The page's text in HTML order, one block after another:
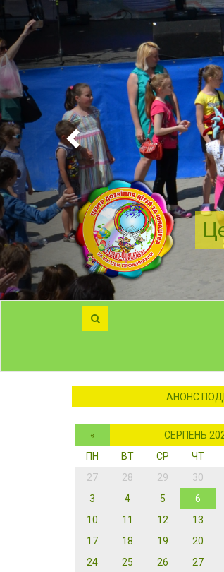
АНОНС
« СЕРПЕНЬ
ПН
ВТ СР ЧТ
27
28 29 30
3
4 5 6
10
11 12 13
17
18 19 20
24
25 26 27